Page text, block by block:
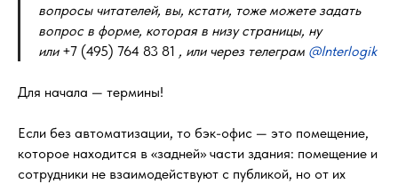
вопросы читателей, вы, кстати, тоже можете задать
вопрос в форме, которая в низу страницы, ну
или +7 (495) 764 83 81 , или через телеграм @Interlogik
Для начала — термины!
Если без автоматизации, то бэк-офис — это помещение,
которое находится в «задней» части здания: помещение и
сотрудники не взаимодействуют с публикой, но от их